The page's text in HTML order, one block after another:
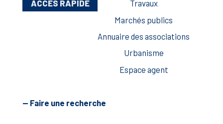
ACCÈS RAPIDE
Travaux
Marchés publics
Annuaire des associations
Urbanisme
Espace agent
— Faire une recherche